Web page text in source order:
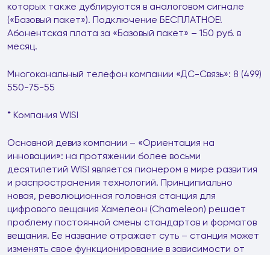
которых также дублируются в аналоговом сигнале
(«Базовый пакет»). Подключение БЕСПЛАТНОЕ!
Абонентская плата за «Базовый пакет» – 150 руб. в
месяц.
Многоканальный телефон компании «ДС-Связь»: 8 (499)
550-75-55
* Компания WISI
Основной девиз компании – «Ориентация на
инновации»: на протяжении более восьми
десятилетий WISI является пионером в мире развития
и распространения технологий. Принципиально
новая, революционная головная станция для
цифрового вещания Хамелеон (Chameleon) решает
проблему постоянной смены стандартов и форматов
вещания. Ее название отражает суть – станция может
изменять свое функционирование в зависимости от